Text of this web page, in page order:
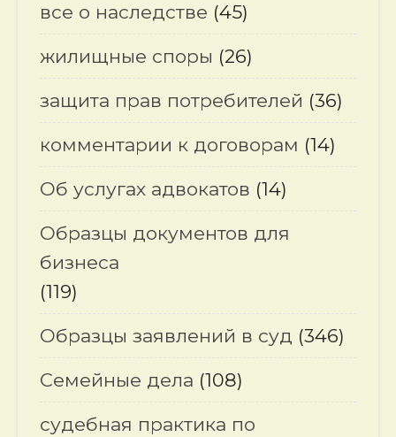
все о наследстве (45)
жилищные споры (26)
защита прав потребителей (36)
комментарии к договорам (14)
Об услугах адвокатов (14)
Образцы документов для
бизнеса
(119)
Образцы заявлений в суд (346)
Семейные дела (108)
судебная практика по